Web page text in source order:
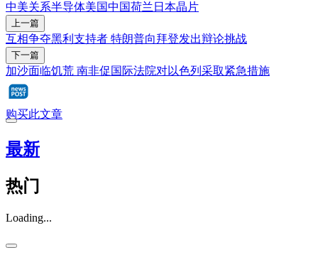
中美关系半导体美国中国荷兰 日本晶片
上一篇
互相争夺黑利支持者 特朗普向拜登发出辩论挑战
下一篇
加沙面临饥荒 南非促国际法院对以色列采取紧急措施
购买此文章
最新
热门
Loading...